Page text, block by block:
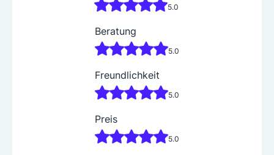
5.0
Beratung
5.0
Freundlichkeit
5.0
Preis
5.0